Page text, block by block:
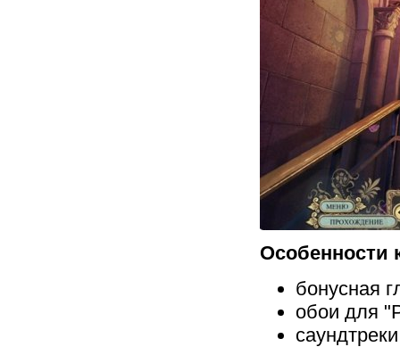
Особенности
бонусная
обои для